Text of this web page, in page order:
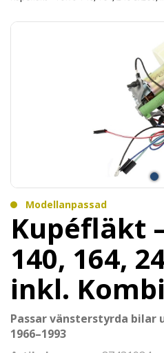
Modellanpassad
Kupéfläkt
140, 164,
inkl. Kombi
Passar vänsterstyrda bilar
1966–1993